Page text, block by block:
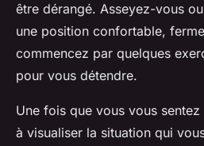
être dérangé. Asseyez-vous
une position confortable,
commencez par quelques
pour vous détendre.
Une fois que vous vous
à visualiser la situation qui